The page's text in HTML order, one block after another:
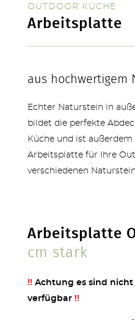
OUTDOOR KÜCHE
Arbeitsplatte
aus hochwertigem
Echter Naturstein in
bildet die perfekte
Küche und ist
Arbeitsplatte für Ihre
verschiedenen
Arbeitsplatte
cm stark
!! Achtung es sind
verfügbar !!